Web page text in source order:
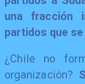
una fracción
partidos que
¿Chile no
organización?